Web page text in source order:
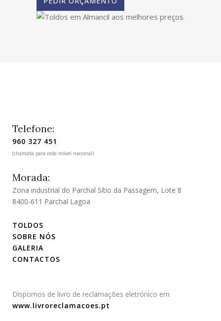
Telefone:
960 327 451
(chamada para rede móvel nacional)
Morada:
Zona industrial do Parchal Sítio da Passagem, Lote 8
8400-611 Parchal Lagoa
TOLDOS
SOBRE NÓS
GALERIA
CONTACTOS
Dispomos de livro de reclamações eletrónico em
www.livroreclamacoes.pt